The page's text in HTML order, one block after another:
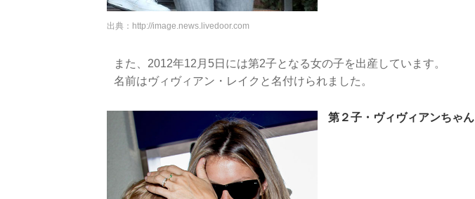
出典： http://image.news.livedoor.com
また、2012年12月5日には第2子となる女の子を出産しています。
名前はヴィヴィアン・レイクと名付けられました。
第２子・ヴィヴィアンちゃん